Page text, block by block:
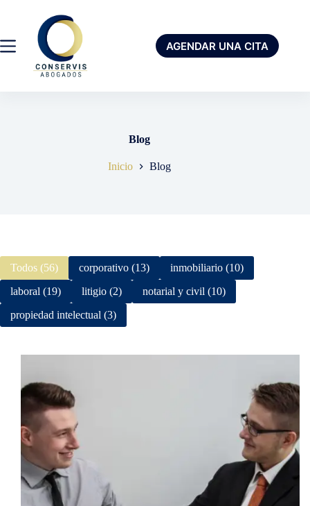
AGENDAR UNA CITA
Blog
Inicio Blog
Todos (56) corporativo (13)
inmobiliario (10)
laboral (19)
litigio (2)
notarial y civil (10)
propiedad intelectual (3)